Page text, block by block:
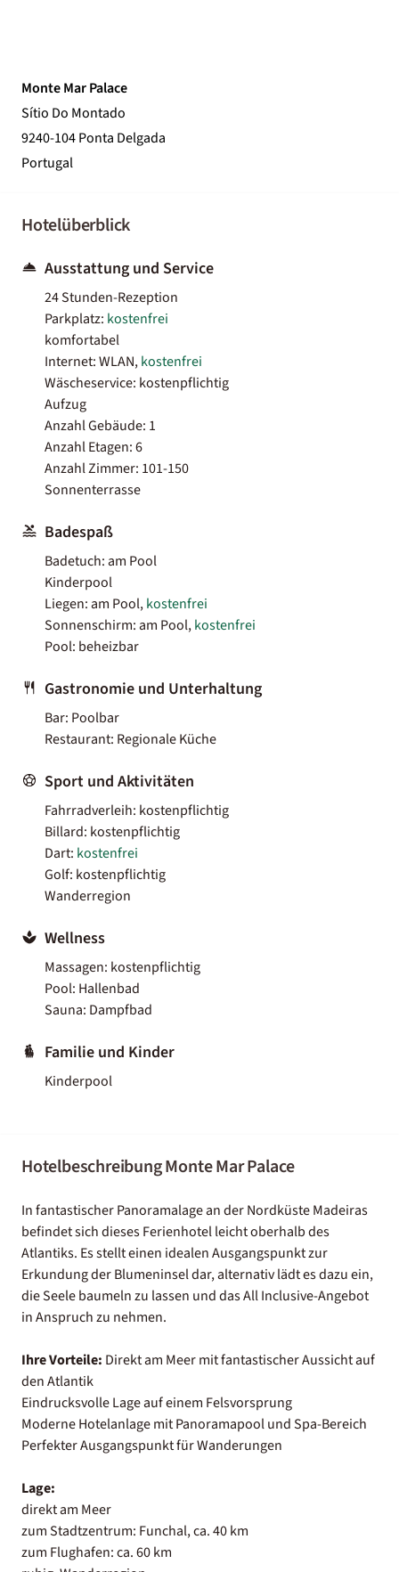
Monte Mar Palace
Sítio Do Montado
9240-104 Ponta Delgada
Portugal
Hotelüberblick
Ausstattung und Service
24 Stunden-Rezeption
Parkplatz: kostenfrei
komfortabel
Internet: WLAN,kostenfrei
Wäscheservice: kostenpflichtig
Aufzug
Anzahl Gebäude: 1
Anzahl Etagen: 6
Anzahl Zimmer: 101-150
Sonnenterrasse
Badespaß
Badetuch: am Pool
Kinderpool
Liegen: am Pool,kostenfrei
Sonnenschirm: am Pool,kostenfrei
Pool: beheizbar
Gastronomie und Unterhaltung
Bar: Poolbar
Restaurant: Regionale Küche
Sport und Aktivitäten
Fahrradverleih: kostenpflichtig
Billard: kostenpflichtig
Dart: kostenfrei
Golf: kostenpflichtig
Wanderregion
Wellness
Massagen: kostenpflichtig
Pool: Hallenbad
Sauna: Dampfbad
Familie und Kinder
Kinderpool
Hotelbeschreibung Monte Mar Palace
In fantastischer Panoramalage an der Nordküste Madeiras
befindet sich dieses Ferienhotel leicht oberhalb des
Atlantiks. Es stellt einen idealen Ausgangspunkt zur
Erkundung der Blumeninsel dar, alternativ lädt es dazu ein,
die Seele baumeln zu lassen und das All Inclusive-Angebot
in Anspruch zu nehmen.
Ihre Vorteile: Direkt am Meer mit fantastischer Aussicht auf
den Atlantik
Eindrucksvolle Lage auf einem Felsvorsprung
Moderne Hotelanlage mit Panoramapool und Spa-Bereich
Perfekter Ausgangspunkt für Wanderungen
Lage:
direkt am Meer
zum Stadtzentrum: Funchal, ca. 40 km
zum Flughafen: ca. 60 km